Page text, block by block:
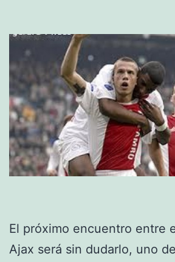
El próximo encuentro entre
Ajax será sin dudarlo, uno